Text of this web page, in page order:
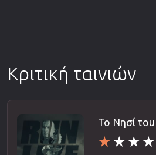
Κριτική ταινιών
Το Νησί